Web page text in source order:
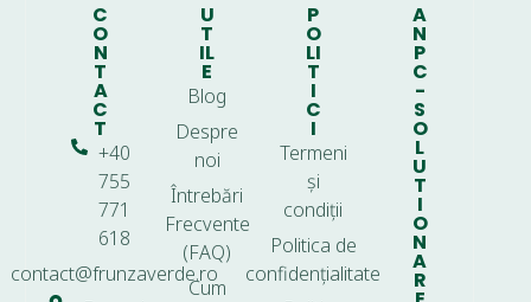
C
O
N
T
A
C
T
+40
755
771
618
contact@frunzaverde.ro
U
T
IL
E
Blog
Despre
noi
Întrebări
Frecvente
(FAQ)
Cum
P
O
LI
T
I
C
I
Termeni
și
condiții
Politica de
confidențialitate
A
N
P
C
-
S
O
L
U
T
I
O
N
A
R